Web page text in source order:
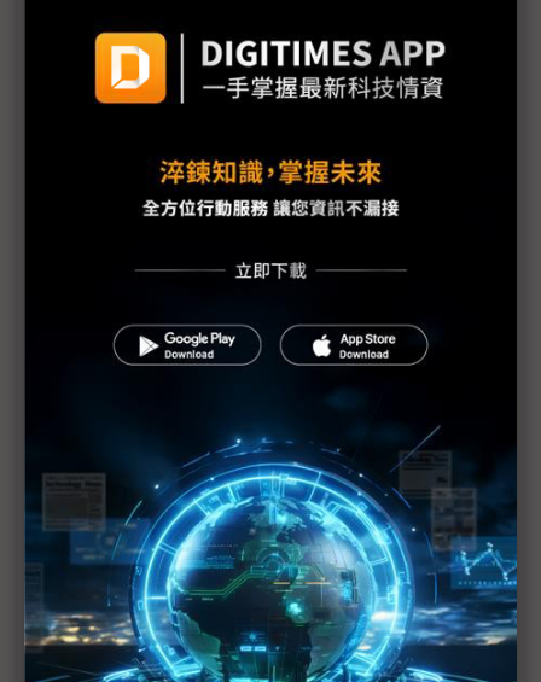
官就嚴重性升級向大眾致歉
1號機核心恐損毀70% IAEA：日本核電廠情況仍非
常嚴重
福島核爐恐再臨界？部分媒體何苦斷章取義？
東電：福島第1核電廠地下水受到污染
IAEA上修福島核電廠疏散區碘131數值
福島第1核電廠可能整個封廠
福島核電廠第1~4號反應爐將廢爐
福島核災沒完沒了 電廠周邊驗出鈽
1千萬倍輻射量搞烏龍 東電下修至10萬倍
福島1號核電廠1、2號爐污水出現輻射濃度超標
福島第1核電廠3號機傳有3名員工受輻射污染 2名送
醫